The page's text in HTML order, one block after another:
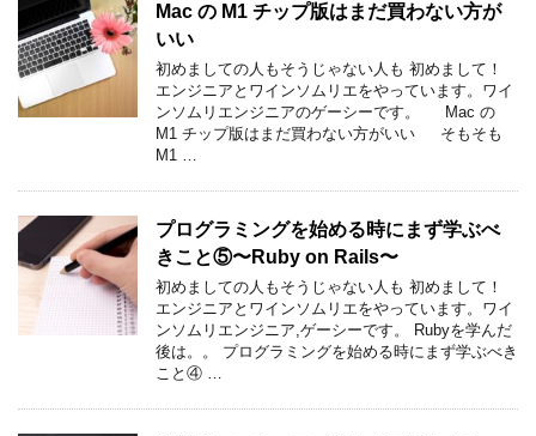
Mac の M1 チップ版はまだ買わない方が
いい
初めましての人もそうじゃない人も 初めまして！
エンジニアとワインソムリエをやっています。ワイ
ンソムリエンジニアのゲーシーです。 Mac の
M1 チップ版はまだ買わない方がいい そもそも
M1 …
プログラミングを始める時にまず学ぶべ
きこと⑤〜Ruby on Rails〜
初めましての人もそうじゃない人も 初めまして！
エンジニアとワインソムリエをやっています。ワイ
ンソムリエンジニア,ゲーシーです。 Rubyを学んだ
後は。。 プログラミングを始める時にまず学ぶべき
こと④ …